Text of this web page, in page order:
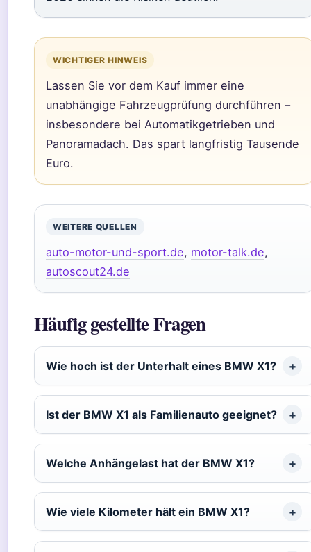
WICHTIGER HINWEIS
Lassen Sie vor dem Kauf immer eine
unabhängige Fahrzeugprüfung durchführen –
insbesondere bei Automatikgetrieben und
Panoramadach. Das spart langfristig Tausende
Euro.
WEITERE QUELLEN
auto-motor-und-sport.de, motor-talk.de,
autoscout24.de
Häufig gestellte Fragen
Wie hoch ist der Unterhalt eines BMW X1?
Ist der BMW X1 als Familienauto geeignet?
Welche Anhängelast hat der BMW X1?
Wie viele Kilometer hält ein BMW X1?